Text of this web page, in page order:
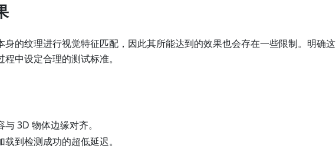
身的纹理进行视觉特征匹配，因此其所能达到的效果也会存在一些限制。明确这
中设定合理的测试标准。
3D 物体边缘对齐。
载到检测成功的超低延迟。